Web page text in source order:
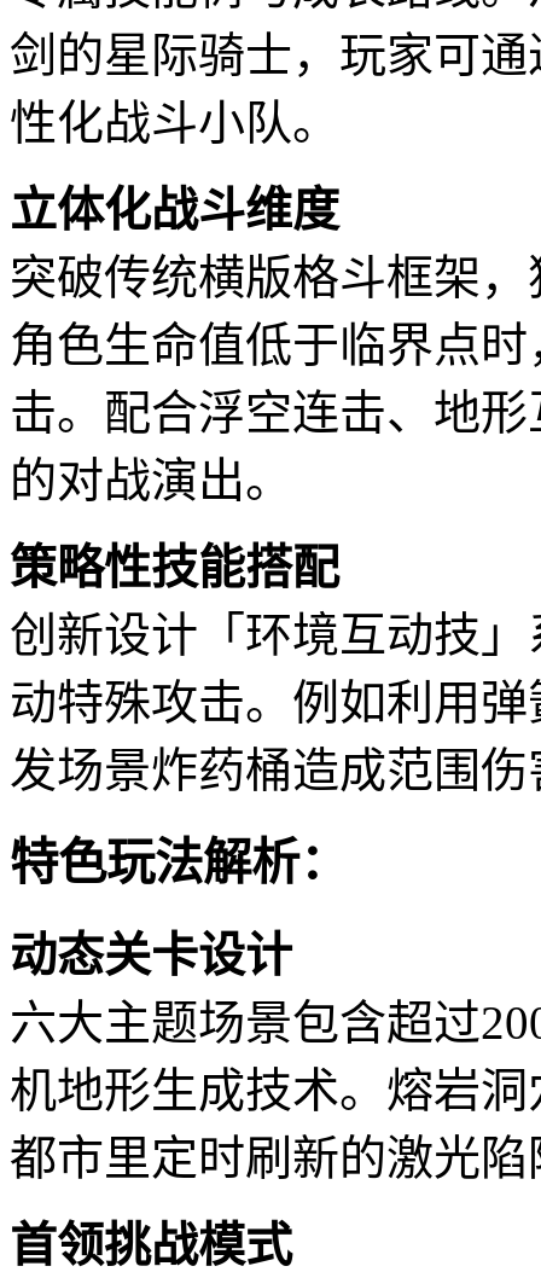
剑的星际骑士，玩家可
性化战斗小队。
立体化战斗维度
突破传统横版格斗框架
角色生命值低于临界点
击。配合浮空连击、地
的对战演出。
策略性技能搭配
创新设计「环境互动技
动特殊攻击。例如利用
发场景炸药桶造成范围
特色玩法解析：
动态关卡设计
六大主题场景包含超过
机地形生成技术。熔岩
都市里定时刷新的激光
首领挑战模式